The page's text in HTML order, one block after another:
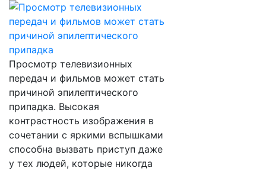
Просмотр телевизионных
передач и фильмов может стать
причиной эпилептического
припадка. Высокая
контрастность изображения в
сочетании с яркими вспышками
способна вызвать приступ даже
у тех людей, которые никогда